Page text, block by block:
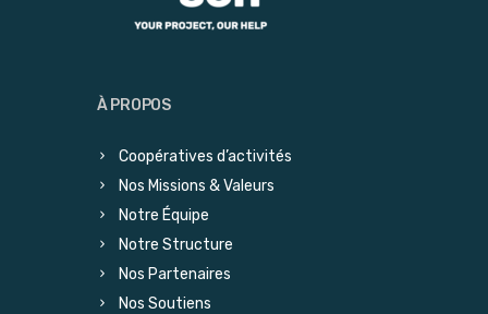
À PROPOS
Coopératives d’activités
Nos Missions & Valeurs
Notre Équipe
Notre Structure
Nos Partenaires
Nos Soutiens